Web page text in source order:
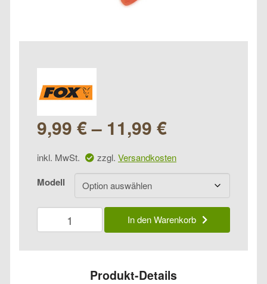
9,99 €– 11,99 €
inkl. MwSt. zzgl. Versandkosten
Modell
Fox
Block
Markers
In den Warenkorb
Produkt-Details